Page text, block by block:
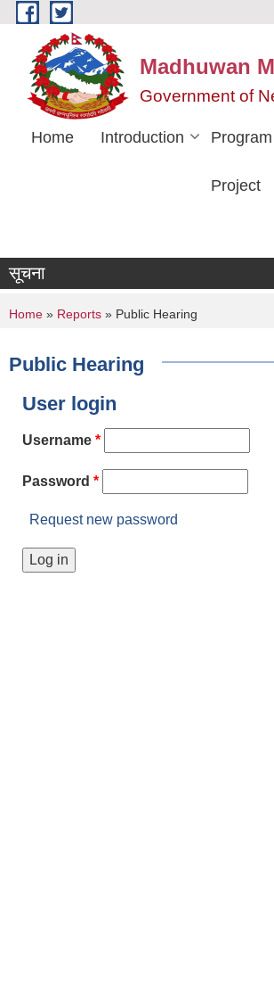
Skip to main content
Madhuwan
Government of
Home Introduction
Project
सूचना
You are here
Home » Reports » Public Hearing
Public Hearing
User login
Username *
Password *
Request new password